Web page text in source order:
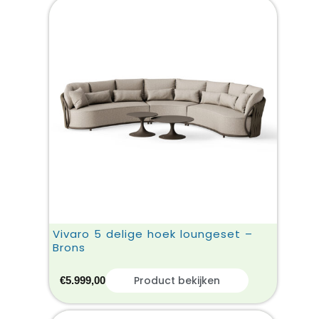
Vivaro 5 delige hoek loungeset –
Brons
€5.999,00 Product bekijken